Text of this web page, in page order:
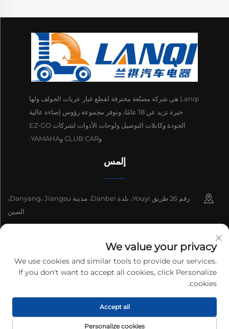
Lanqi هي شركة مصنّعة محترفة لقطع غيار عربات الجولف ولها
خبرة تزيد عن 18 عامًا، وتوفر مجموعة رؤوس إضاءة عالية
الجودة وكابلات التوصيل ولوحات الأدوات لشركات EZ-GO
وCLUB CAR وYAMAHA.
إلمس
رقم 26 طريق Youyi، بلدة Danbei، مدينة Danyang، Jiangsu،
الصين
+86-13511686870
حقوق النشر © 2026 شركة Danyang Lanqi للإلكترونيات السيارات المحدودة.
جميع الحقوق محفوظة.سياسة الخصوصية
We value your privacy
We use cookies and similar tools to provide our services.
If you don't want to accept all cookies, click Personalize
cookies.
Personalize cookies
Accept all